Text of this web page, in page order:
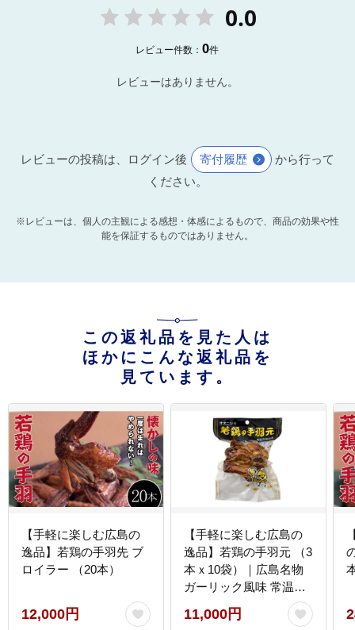
0.0
レビュー件数：0件
レビューはありません。
レビューの投稿は、ログイン後 寄付履歴
から行って
ください。
※レビューは、個人の主観による感想・体感によるもので、商品の効果や性
能を保証するものではありません。
この返礼品を見た人は
ほかにこんな返礼品を
見ています。
【手軽に楽しむ広島の
逸品】若鶏の手羽先 ブ
ロイラー （20本）
12,000円
【手軽に楽しむ広島の
逸品】若鶏の手羽元 （3
本ｘ10袋）｜広島名物
ガーリック風味 常温保
存 おつまみ ギフト プレ
ゼント 贈り物 広島県 尾
11,000円